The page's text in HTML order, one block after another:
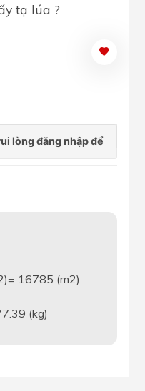
tạ lúa ?
16785 (m2)
(kg)